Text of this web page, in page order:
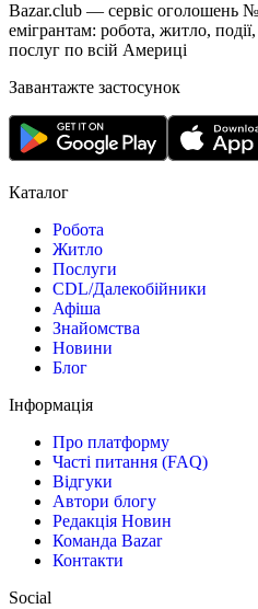
Bazar.club — сервіс
емігрантам: робота, житло,
послуг по всій Америці
Завантажте застосунок
Каталог
Робота
Житло
Послуги
CDL/Далекобійники
Афіша
Знайомства
Новини
Блог
Інформація
Про платформу
Часті питання (FAQ)
Відгуки
Автори блогу
Редакція Новин
Команда Bazar
Контакти
Social